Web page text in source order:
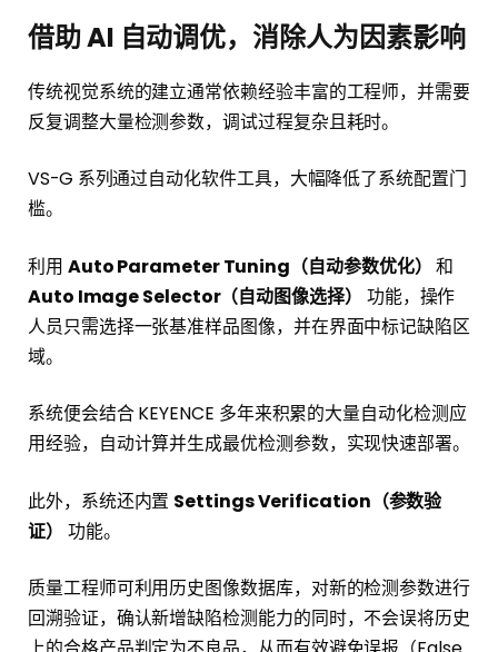
借助 AI 自动调优，消除人为因素影响
传统视觉系统的建立通常依赖经验丰富的工程师，并需要
反复调整大量检测参数，调试过程复杂且耗时。
VS-G 系列通过自动化软件工具，大幅降低了系统配置门
槛。
利用 Auto Parameter Tuning（自动参数优化） 和
Auto Image Selector（自动图像选择）
功能，操作
人员只需选择一张基准样品图像，并在界面中标记缺陷区
域。
系统便会结合 KEYENCE 多年来积累的大量自动化检测应
用经验，自动计算并生成最优检测参数，实现快速部署。
此外，系统还内置 Settings Verification（参数验
证）
功能。
质量工程师可利用历史图像数据库，对新的检测参数进行
回溯验证，确认新增缺陷检测能力的同时，不会误将历史